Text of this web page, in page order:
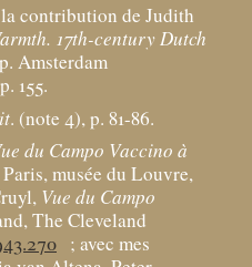
contribution de Judith
17th-century Dutch
Amsterdam
155.
. (note 4), p. 81-86.
du Campo Vaccino à
Paris, musée du Louvre,
Vue du Campo
The Cleveland
; avec mes